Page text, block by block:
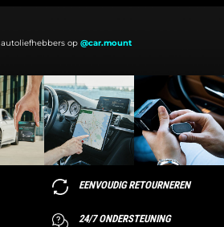
autoliefhebbers op @car.mount
EENVOUDIG RETOURNEREN
24/7 ONDERSTEUNING